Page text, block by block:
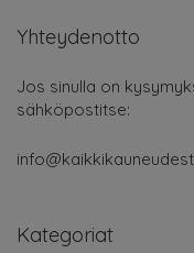
Yhteydenotto
Jos sinulla on
sähköpostitse:
Kategoriat